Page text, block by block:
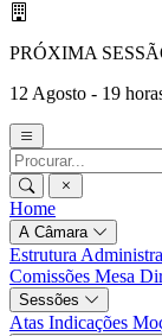
PRÓXIMA
12 Agosto - 19
Home
A Câmara
Estrutura
Comissões Mesa
Sessões
Atas Indicações